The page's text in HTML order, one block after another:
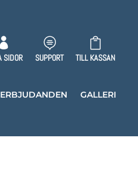

SIDOR

SUPPORT

TILL KASSAN
ERBJUDANDEN
GALLERI